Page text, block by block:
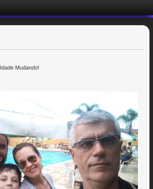
Idade Mudando!